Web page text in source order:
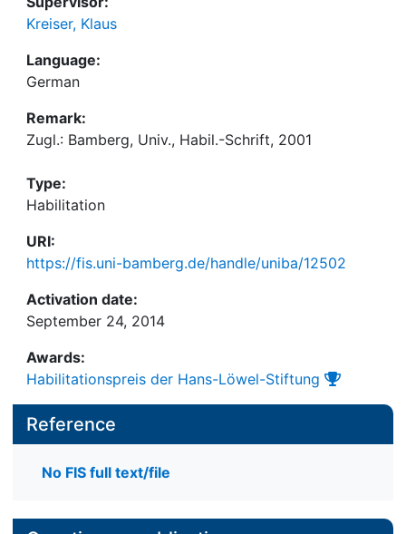
Kreiser, Klaus
Language:
German
Remark:
Zugl.: Bamberg, Univ., Habil.-Schrift, 2001
Type:
Habilitation
URI:
https://fis.uni-bamberg.de/handle/uniba/12502
Activation date:
September 24, 2014
Awards:
Habilitationspreis der Hans-Löwel-Stiftung
Reference
No FIS full text/file